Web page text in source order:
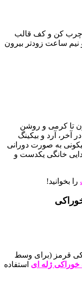
چرب کن و کف قالب
نیم ساعت زودتر بیرون
همزن بزن تا کرمی و روشن
آخر، آرد و بیکینگ‌
به صورت دورانی
خانگی یکدست و
را بخوانید!
قرمز (برای وسط
خوراکی ژله‌ ای استفاده